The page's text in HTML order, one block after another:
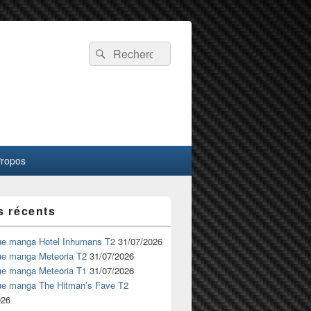
Recherche :
Rechercher
récents
manga Hotel Inhumans T2 31/07/2026
manga Meteoria T2 31/07/2026
manga Meteoria T1 31/07/2026
manga The Hitman’s Fave T2